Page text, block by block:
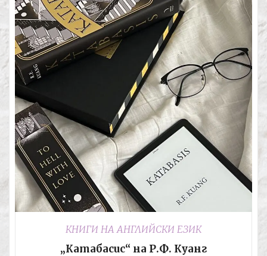
КНИГИ НА АНГЛИЙСКИ ЕЗИК
„Катабасис“ на Р.Ф. Куанг